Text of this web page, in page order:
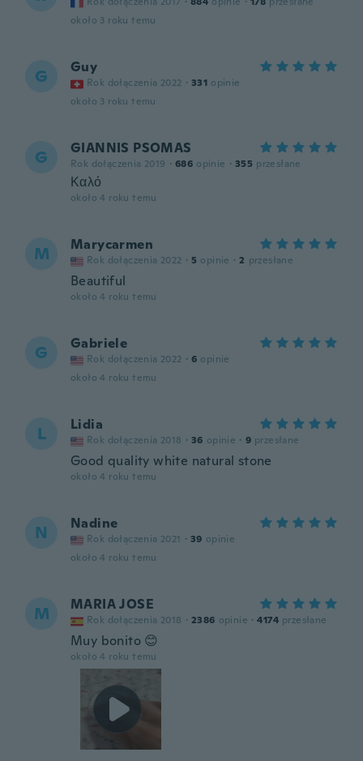
około 3 roku temu
G Guy
Rok dołączenia 2022 · 331 opinie
około 3 roku temu
G GIANNIS PSOMAS
Rok dołączenia 2019 · 686 opinie · 355 przesłane
Καλό
około 4 roku temu
M Marycarmen
Rok dołączenia 2022 · 5 opinie · 2 przesłane
Beautiful
około 4 roku temu
G Gabriele
Rok dołączenia 2022 · 6 opinie
około 4 roku temu
L Lidia
Rok dołączenia 2018 · 36 opinie · 9 przesłane
Good quality white natural stone
około 4 roku temu
N Nadine
Rok dołączenia 2021 · 39 opinie
około 4 roku temu
M MARIA JOSE
Rok dołączenia 2018 · 2386 opinie · 4174 przesłane
Muy bonito 😊
około 4 roku temu